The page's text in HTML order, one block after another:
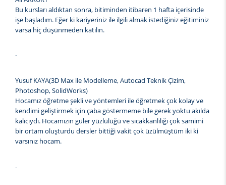
Bu kursları aldıktan sonra, bitiminden itibaren 1 hafta içerisinde
işe başladım. Eğer ki kariyeriniz ile ilgili almak istediğiniz eğitiminiz
varsa hiç düşünmeden katılın.
-
Yusuf KAYA(3D Max ile Modelleme, Autocad Teknik Çizim,
Photoshop, SolidWorks)
Hocamız öğretme şekli ve yöntemleri ile öğretmek çok kolay ve
kendimi geliştirmek için çaba göstermeme bile gerek yoktu akılda
kalıcıydı. Hocamızın güler yüzlülüğü ve sıcakkanlılığı çok samimi
bir ortam oluşturdu dersler bittiği vakit çok üzülmüştüm iki ki
varsınız hocam.
-